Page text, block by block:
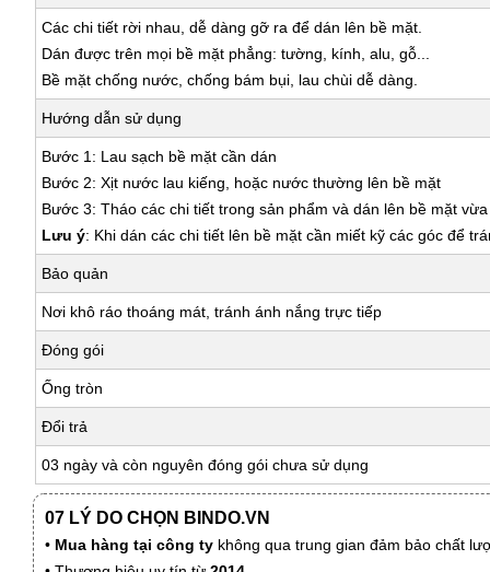
Các chi tiết rời nhau, dễ dàng gỡ ra để dán lên bề mặt.
Dán được trên mọi bề mặt phẳng: tường, kính, alu, gỗ...
Bề mặt chống nước, chống bám bụi, lau chùi dễ dàng.
Hướng dẫn sử dụng
Bước 1: Lau sạch bề mặt cần dán
Bước 2: Xịt nước lau kiếng, hoặc nước thường lên bề mặt
Bước 3: Tháo các chi tiết trong sản phẩm và dán lên bề mặt
Lưu ý: Khi dán các chi tiết lên bề mặt cần miết kỹ các góc để
Bảo quản
Nơi khô ráo thoáng mát, tránh ánh nắng trực tiếp
Đóng gói
Ống tròn
Đổi trả
03 ngày và còn nguyên đóng gói chưa sử dụng
07 LÝ DO CHỌN BINDO.VN
• Mua hàng tại công ty không qua trung gian đảm bảo chất